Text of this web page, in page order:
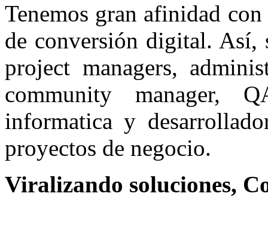
Tenemos gran afinidad
de conversión digital. Así,
project managers,
community manager,
informatica y
proyectos de negocio.
Viralizando soluciones,